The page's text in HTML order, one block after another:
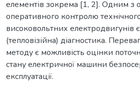
елементів зокрема [1, 2]. Одним з
оперативного контролю
високовольтних електродвигунів
(тепловізійна) діагностика.
методу є можливість оцінки
стану електричної машини
експлуатації.